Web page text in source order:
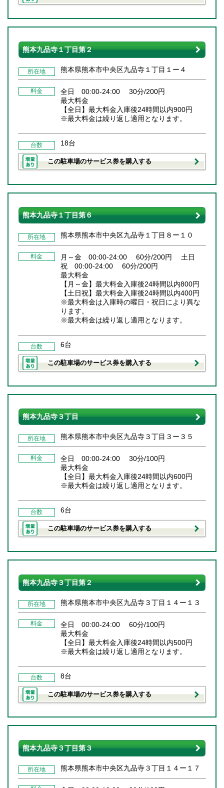
熊本九品寺１丁目第２
所在地 熊本県熊本市中央区九品寺１丁目１ー４
料金
全日 00:00-24:00 30分/200円
最大料金
【全日】最大料金入庫後24時間以内900円
※最大料金は繰り返し適用となります。
台数 18台
この駐車場のサービス券を購入する
熊本九品寺１丁目第６
所在地 熊本県熊本市中央区九品寺１丁目８ー１０
料金
月～金 00:00-24:00 60分/200円 土日
祝 00:00-24:00 60分/200円
最大料金
【月～金】最大料金入庫後24時間以内800円
【土日祝】最大料金入庫後24時間以内400円
※最大料金は入庫時の曜日・祝日により異な
ります。
※最大料金は繰り返し適用となります。
台数 6台
この駐車場のサービス券を購入する
熊本九品寺３丁目
所在地 熊本県熊本市中央区九品寺３丁目３ー３５
料金
全日 00:00-24:00 30分/100円
最大料金
【全日】最大料金入庫後24時間以内600円
※最大料金は繰り返し適用となります。
台数 6台
この駐車場のサービス券を購入する
熊本九品寺３丁目第２
所在地 熊本県熊本市中央区九品寺３丁目１４ー１３
料金
全日 00:00-24:00 60分/100円
最大料金
【全日】最大料金入庫後24時間以内500円
※最大料金は繰り返し適用となります。
台数 8台
この駐車場のサービス券を購入する
熊本九品寺３丁目第３
所在地 熊本県熊本市中央区九品寺３丁目１４ー１７